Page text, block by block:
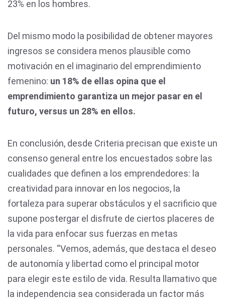
23% en los hombres.
Del mismo modo la posibilidad de obtener mayores
ingresos se considera menos plausible como
motivación en el imaginario del emprendimiento
femenino: un 18% de ellas opina que el
emprendimiento garantiza un mejor pasar en el
futuro, versus un 28% en ellos.
En conclusión, desde Criteria precisan que existe un
consenso general entre los encuestados sobre las
cualidades que definen a los emprendedores: la
creatividad para innovar en los negocios, la
fortaleza para superar obstáculos y el sacrificio que
supone postergar el disfrute de ciertos placeres de
la vida para enfocar sus fuerzas en metas
personales. “Vemos, además, que destaca el deseo
de autonomía y libertad como el principal motor
para elegir este estilo de vida. Resulta llamativo que
la independencia sea considerada un factor más